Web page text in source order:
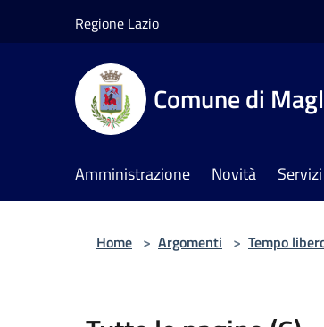
Regione Lazio
Comune di
Amministrazione Novità Servizi
Home > Argomenti > Tempo